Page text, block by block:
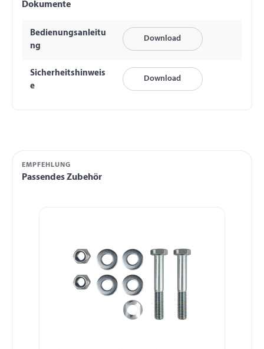
Dokumente
Bedienungsanleitu
ng
Download
Sicherheitshinweis
e
Download
EMPFEHLUNG
Passendes Zubehör